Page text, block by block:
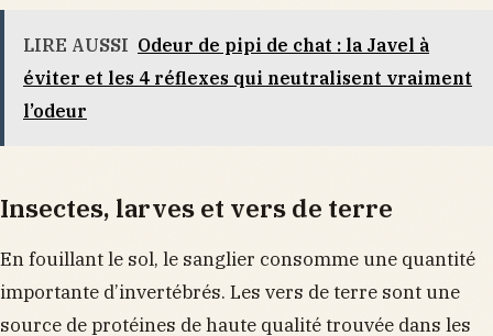
LIRE AUSSI Odeur de pipi de chat : la Javel à
éviter et les 4 réflexes qui neutralisent vraiment
l’odeur
Insectes, larves et vers de terre
En fouillant le sol, le sanglier consomme une quantité
importante d’invertébrés. Les vers de terre sont une
source de protéines de haute qualité trouvée dans les